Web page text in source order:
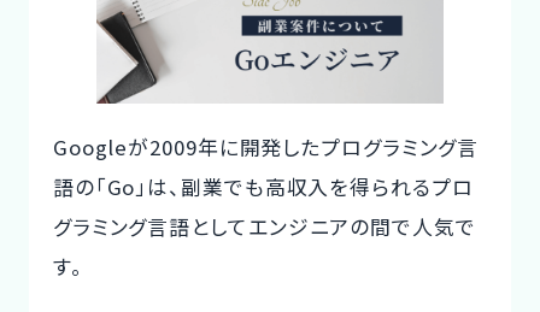
コーディネーター紹介
イベント/マガジン
法人の方
a
o
o
k
Googleが2009年に開発したプログラミング言
語の「Go」は、副業でも高収入を得られるプロ
グラミング言語としてエンジニアの間で人気で
す。